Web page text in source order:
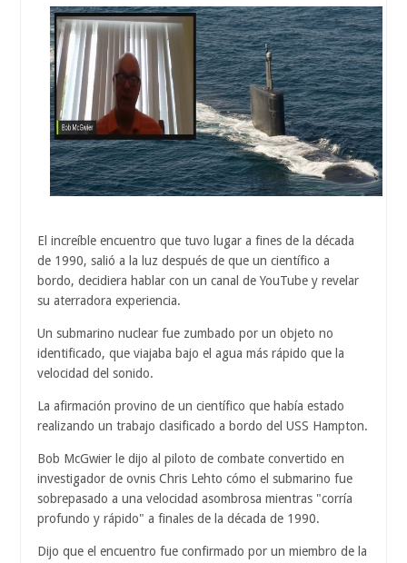
El increíble encuentro que tuvo lugar a fines de la década
de 1990, salió a la luz después de que un científico a
bordo, decidiera hablar con un canal de YouTube y revelar
su aterradora experiencia.
Un submarino nuclear fue zumbado por un objeto no
identificado, que viajaba bajo el agua más rápido que la
velocidad del sonido.
La afirmación provino de un científico que había estado
realizando un trabajo clasificado a bordo del USS Hampton.
Bob McGwier le dijo al piloto de combate convertido en
investigador de ovnis Chris Lehto cómo el submarino fue
sobrepasado a una velocidad asombrosa mientras "corría
profundo y rápido" a finales de la década de 1990.
Dijo que el encuentro fue confirmado por un miembro de la